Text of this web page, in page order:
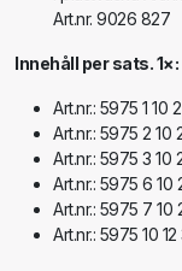
Art.nr. 9026 827
Innehåll per sats. 1×:
Art.nr.: 5975 1 10
Art.nr.: 5975 2 10
Art.nr.: 5975 3 10
Art.nr.: 5975 6 10
Art.nr.: 5975 7 10
Art.nr.: 5975 10